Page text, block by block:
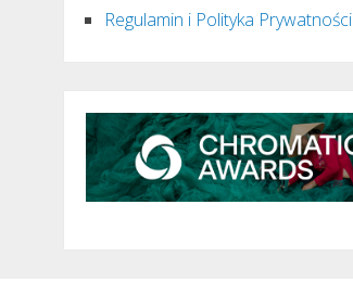
Regulamin i Polityka Prywatności